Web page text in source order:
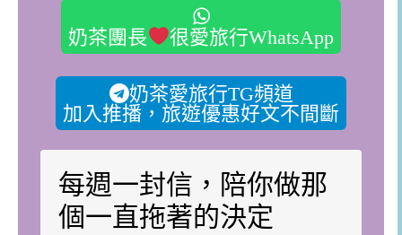
奶茶團長 很愛旅行WhatsApp
奶茶愛旅行TG頻道
加入推播，旅遊優惠好文不間斷
每週一封信，陪你做那
個一直拖著的決定